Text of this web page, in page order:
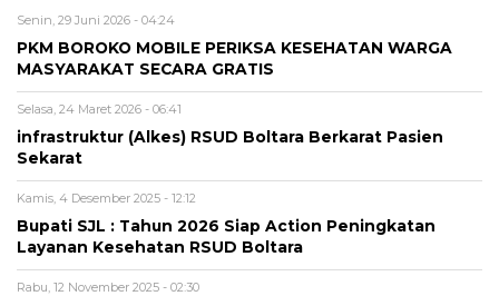
Senin, 29 Juni 2026 - 04:24
PKM BOROKO MOBILE PERIKSA KESEHATAN WARGA
MASYARAKAT SECARA GRATIS
Selasa, 24 Maret 2026 - 06:41
infrastruktur (Alkes) RSUD Boltara Berkarat Pasien
Sekarat
Kamis, 4 Desember 2025 - 12:12
Bupati SJL : Tahun 2026 Siap Action Peningkatan
Layanan Kesehatan RSUD Boltara
Rabu, 12 November 2025 - 02:30